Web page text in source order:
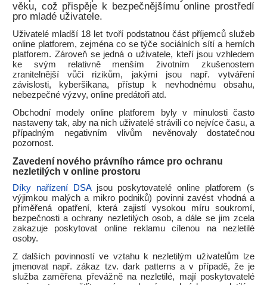
věku, což přispěje k bezpečnějšímu online prostředí
pro mladé uživatele.
Uživatelé mladší 18 let tvoří podstatnou část příjemců služeb
online platforem, zejména co se týče sociálních sítí a herních
platforem. Zároveň se jedná o uživatele, kteří jsou vzhledem
ke svým relativně menším životním zkušenostem
zranitelnější vůči rizikům, jakými jsou např. vytváření
závislosti, kyberšikana, přístup k nevhodnému obsahu,
nebezpečné výzvy, online predátoři atd.
Obchodní modely online platforem byly v minulosti často
nastaveny tak, aby na nich uživatelé strávili co nejvíce času, a
případným negativním vlivům nevěnovaly dostatečnou
pozornost.
Zavedení nového právního rámce pro ochranu
nezletilých v online prostoru
Díky nařízení DSAjsou poskytovatelé online platforem (s
výjimkou malých a mikro podniků) povinni zavést vhodná a
přiměřená opatření, která zajistí vysokou míru soukromí,
bezpečnosti a ochrany nezletilých osob, a dále se jim zcela
zakazuje poskytovat online reklamu cílenou na nezletilé
osoby.
Z dalších povinností ve vztahu k nezletilým uživatelům lze
jmenovat např. zákaz tzv. dark patterns a v případě, že je
služba zaměřena převážně na nezletilé, mají poskytovatelé